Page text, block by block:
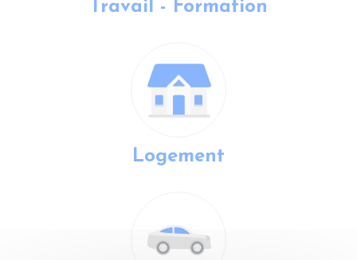
Travail - Formation
Logement